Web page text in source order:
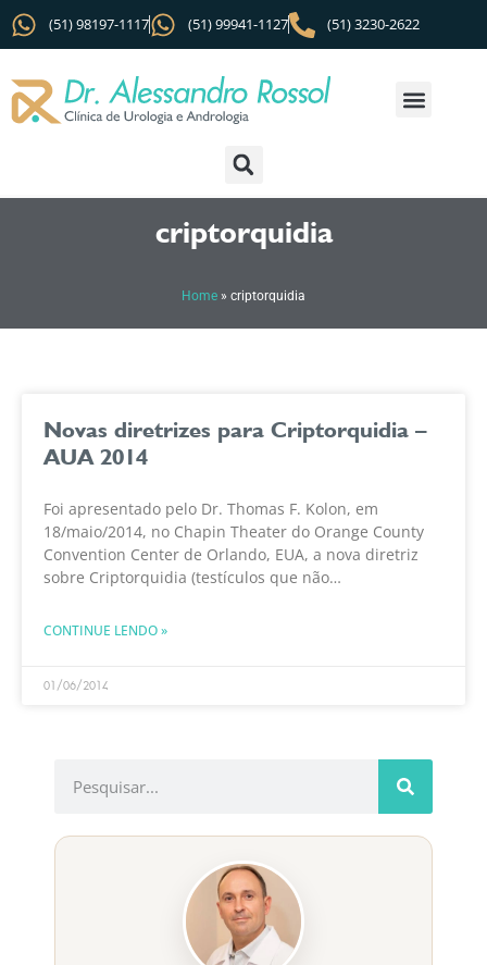
(51) 98197-1117 (51) 99941-1127 (51) 3230-2622
criptorquidia
Home » criptorquidia
Novas diretrizes para Criptorquidia –
AUA 2014
Foi apresentado pelo Dr. Thomas F. Kolon, em
18/maio/2014, no Chapin Theater do Orange County
Convention Center de Orlando, EUA, a nova diretriz
sobre Criptorquidia (testículos que não
escrotal). Dez experts urologistas compilaram estudos
CONTINUE LENDO »
01/06/2014